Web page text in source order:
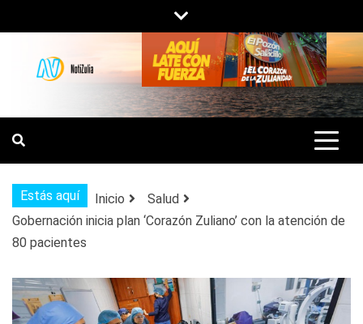
al
contenido
NOTIZULIA
NOTICIAS DEL ZULIA, VENEZUELA Y
DE INTERÉS GENERAL.
Estás aquí Inicio
Salud
Gobernación inicia plan ‘Corazón Zuliano’ con la atención de
80 pacientes